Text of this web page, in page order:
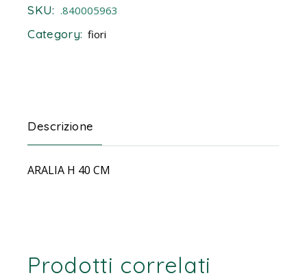
SKU: .840005963
Category: fiori
Descrizione
ARALIA H 40 CM
Prodotti correlati